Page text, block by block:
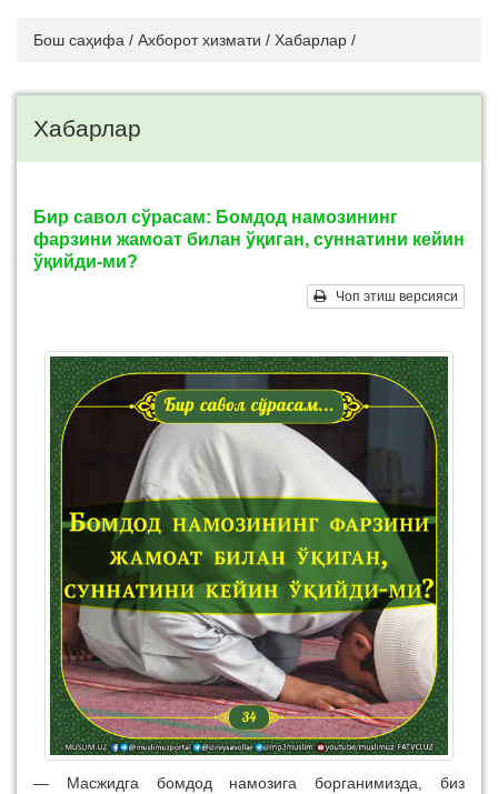
Бош саҳифа / Ахборот хизмати / Хабарлар /
Хабарлар
Бир савол сўрасам: Бомдод намозининг
фарзини жамоат билан ўқиган, суннатини кейин
ўқийди-ми?
Чоп этиш версияси
— Масжидга бомдод намозига борганимизда, биз